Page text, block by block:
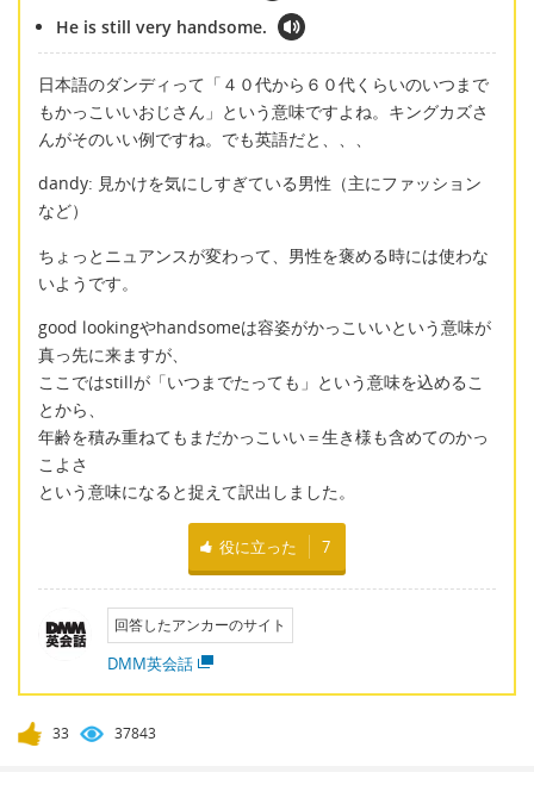
He is still very handsome.
日本語のダンディって「４０代から６０代くらいのいつまで
もかっこいいおじさん」という意味ですよね。キングカズさ
んがそのいい例ですね。でも英語だと、、、
dandy: 見かけを気にしすぎている男性（主にファッション
など）
ちょっとニュアンスが変わって、男性を褒める時には使わな
いようです。
good lookingやhandsomeは容姿がかっこいいという意味が
真っ先に来ますが、
ここではstillが「いつまでたっても」という意味を込めるこ
とから、
年齢を積み重ねてもまだかっこいい＝生き様も含めてのかっ
こよさ
という意味になると捉えて訳出しました。
役に立った 7
回答したアンカーのサイト
DMM英会話
33 37843